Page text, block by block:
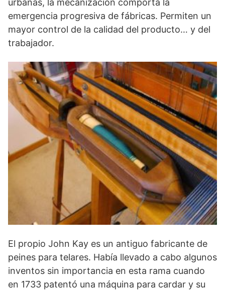
urbanas, la mecanización comporta la
emergencia progresiva de fábricas. Permiten un
mayor control de la calidad del producto… y del
trabajador.
El propio John Kay es un antiguo fabricante de
peines para telares. Había llevado a cabo algunos
inventos sin importancia en esta rama cuando
en 1733 patentó una máquina para cardar y su